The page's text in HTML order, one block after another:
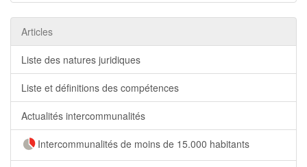
Articles
Liste des natures juridiques
Liste et définitions des compétences
Actualités intercommunalités
Intercommunalités de moins de 15.000 habitants